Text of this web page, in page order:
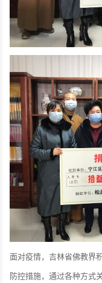
面对疫情，吉林省佛教界
防控措施，通过各种方式